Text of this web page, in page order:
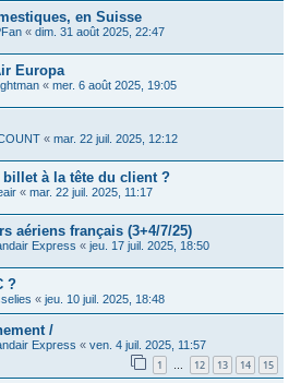
en Suisse
« dim. 31 août 2025, 22:47
Europa
« mer. 6 août 2025, 19:05
« mar. 22 juil. 2025, 12:12
à la tête du client ?
« mar. 22 juil. 2025, 11:17
aériens français (3+4/7/25)
Express « jeu. 17 juil. 2025, 18:50
?
« jeu. 10 juil. 2025, 18:48
/
Express « ven. 4 juil. 2025, 11:57
1 … 12 13 14 15